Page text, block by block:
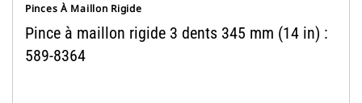
Pinces À Maillon Rigide
Pince à maillon rigide 3 dents 345 mm (14 in) :
589-8364